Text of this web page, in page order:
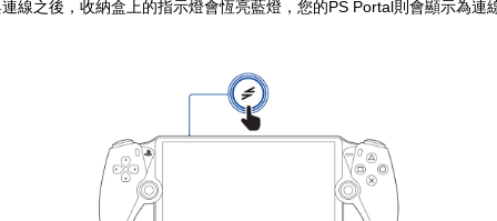
線之後，收納盒上的指示燈會恆亮藍燈，您的PS Portal則會顯示為連